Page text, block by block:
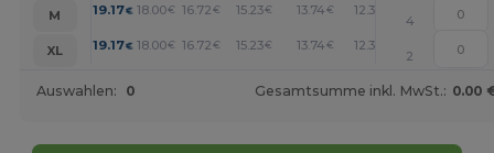
M
19.17€ 18.00€ 16.72 € 15.23€ 13.74€ 12.35
4
XL
19.17€ 18.00€ 16.72 € 15.23€ 13.74€ 12.35
2
Auswahlen: 0 Gesamtsumme inkl. MwSt.: 0.00